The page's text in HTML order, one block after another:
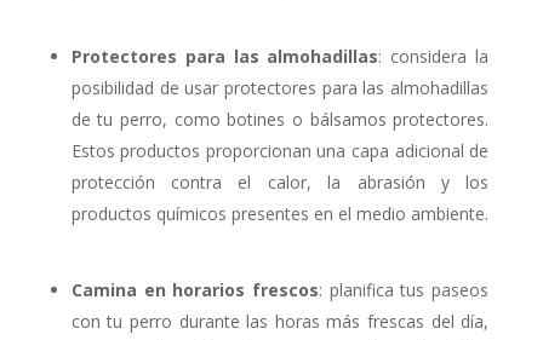
Protectores para las almohadillas: considera la
posibilidad de usar protectores para las almohadillas
de tu perro, como botines o bálsamos protectores.
Estos productos proporcionan una capa adicional de
protección contra el calor, la abrasión y los
productos químicos presentes en el medio ambiente.
Camina en horarios frescos: planifica tus paseos
con tu perro durante las horas más frescas del día,